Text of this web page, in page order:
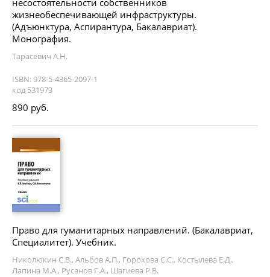
жизнеобеспечивающей инфраструктуры.
(Адъюнктура, Аспирантура, Бакалавриат).
Монография.
Тарасевич А.Н.
ISBN: 978-5-4365-2097-1
код 531973
890 руб.
Право для гуманитарных направлений. (Бакалавриат,
Специалитет). Учебник.
Николюкин С.В., Альбов А.П., Горохова С.С., Костылева Е.Д.,
Лапина М.А., Русанов Г.А., Шагиева Р.В.